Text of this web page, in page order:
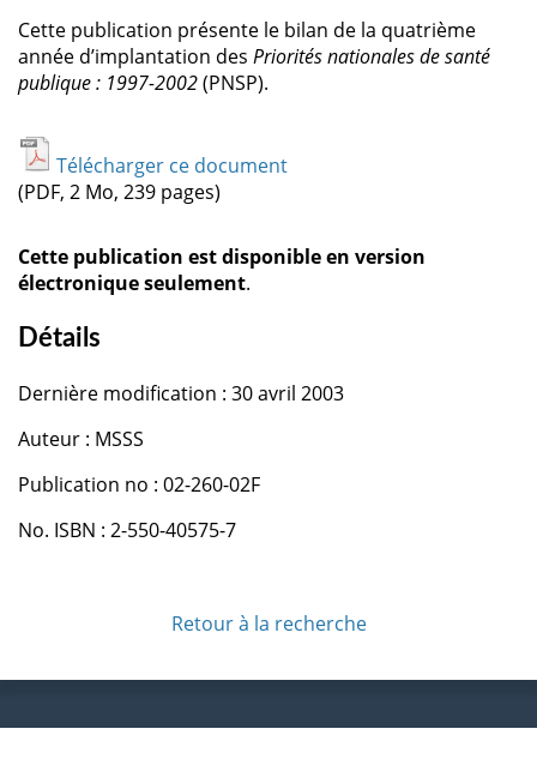
Cette publication présente le bilan de la quatrième
année d’implantation des Priorités nationales de santé
publique : 1997-2002(PNSP).
Télécharger ce document
(PDF, 2 Mo, 239 pages)
Cette publication est disponible en version
électronique seulement.
Détails
Dernière modification : 30 avril 2003
Auteur : MSSS
Publication no : 02-260-02F
No. ISBN : 2-550-40575-7
Retour à la recherche